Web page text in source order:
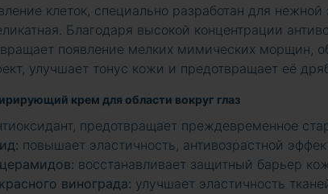
клеток, специально разработан для нежной
Благодаря высокой концентрации
появление мелких мимических морщин,
улучшает тонус кожи и предотвращает её
крем для области вокруг глаз
предотвращает преждевременное
повышает эластичность, антивозрастной
восстанавливает защитный барьер
винограда: улучшает эластичность